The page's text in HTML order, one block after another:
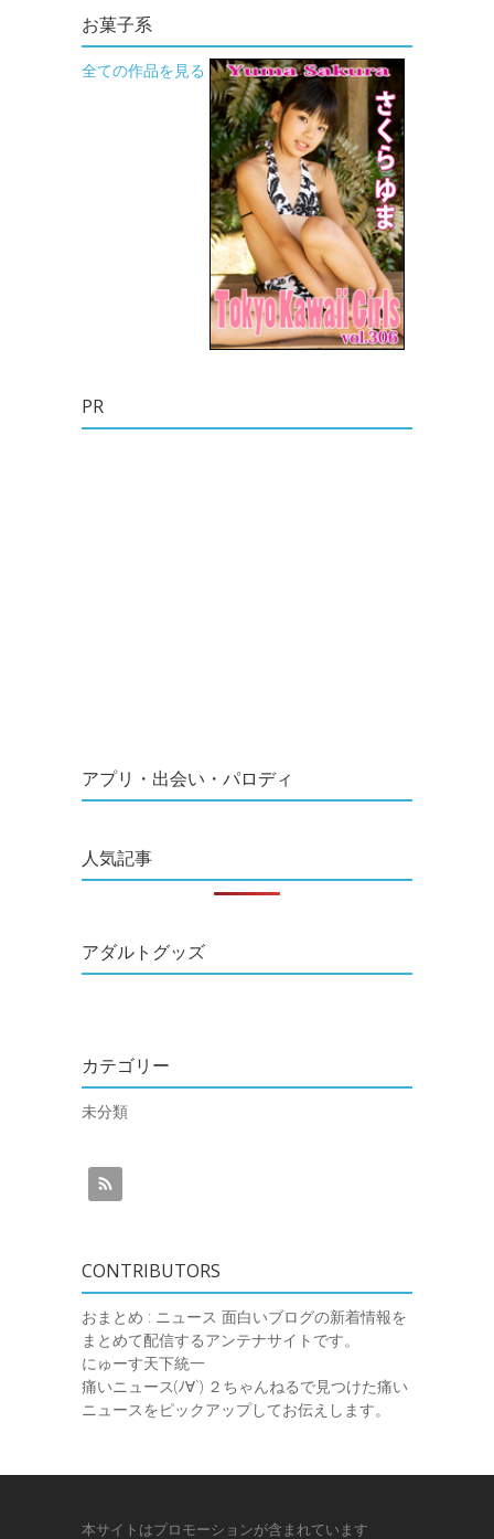
お菓子系
全ての作品を見る
PR
アプリ・出会い・パロディ
人気記事
アダルトグッズ
カテゴリー
未分類
CONTRIBUTORS
おまとめ : ニュース 面白いブログの新着情報を
まとめて配信するアンテナサイトです。
にゅーす天下統一
痛いニュース(ﾉ∀`) ２ちゃんねるで見つけた痛い
ニュースをピックアップしてお伝えします。
本サイトはプロモーションが含まれています